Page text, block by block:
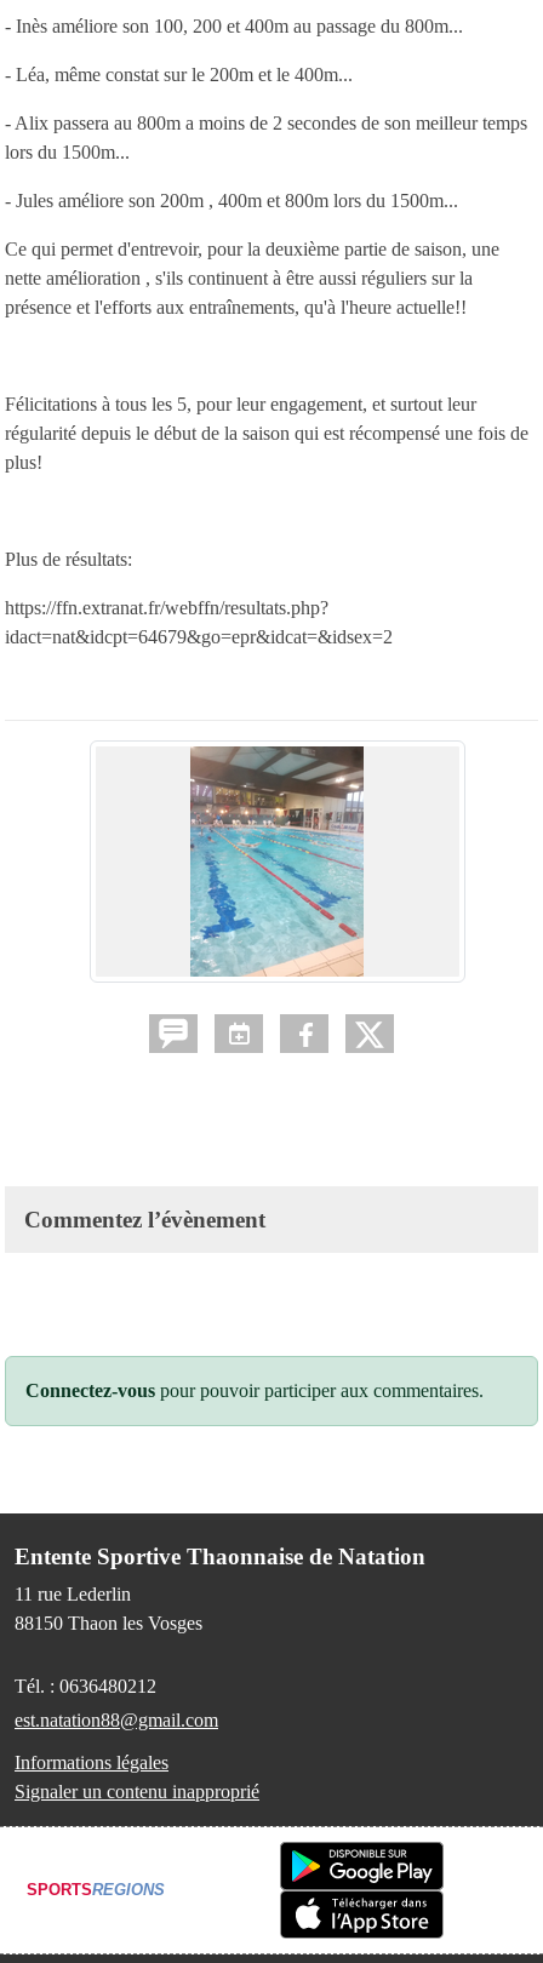
- Inès améliore son 100, 200 et 400m au passage du 800m...
- Léa, même constat sur le 200m et le 400m...
- Alix passera au 800m a moins de 2 secondes de son meilleur temps
lors du 1500m...
- Jules améliore son 200m , 400m et 800m lors du 1500m...
Ce qui permet d'entrevoir, pour la deuxième partie de saison, une
nette amélioration , s'ils continuent à être aussi réguliers sur la
présence et l'efforts aux entraînements, qu'à l'heure actuelle!!
Félicitations à tous les 5, pour leur engagement, et surtout leur
régularité depuis le début de la saison qui est récompensé une fois de
plus!
Plus de résultats:
https://ffn.extranat.fr/webffn/resultats.php?
idact=nat&idcpt=64679&go=epr&idcat=&idsex=2
Commentez l’évènement
Connectez-vous pour pouvoir participer aux commentaires.
Entente Sportive Thaonnaise de Natation
11 rue Lederlin
88150 Thaon les Vosges
Tél. : 0636480212
est.natation88@gmail.com
Informations légales
Signaler un contenu inapproprié
SPORTSREGIONS